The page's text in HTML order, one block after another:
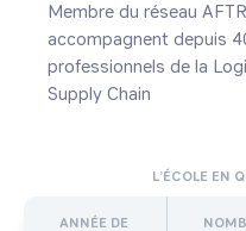
Membre du réseau
accompagnent depuis
professionnels de la
Supply Chain
L’ÉCOLE EN
ANNÉE DE